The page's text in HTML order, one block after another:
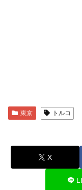
東京 トルコ
X